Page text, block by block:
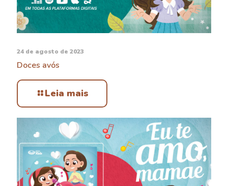
24 de agosto de 2023
Doces avós
Leia mais